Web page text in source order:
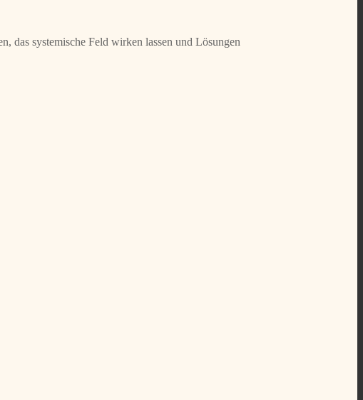
das systemische Feld wirken lassen und Lösungen